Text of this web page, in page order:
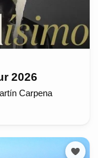
2026
Carpena